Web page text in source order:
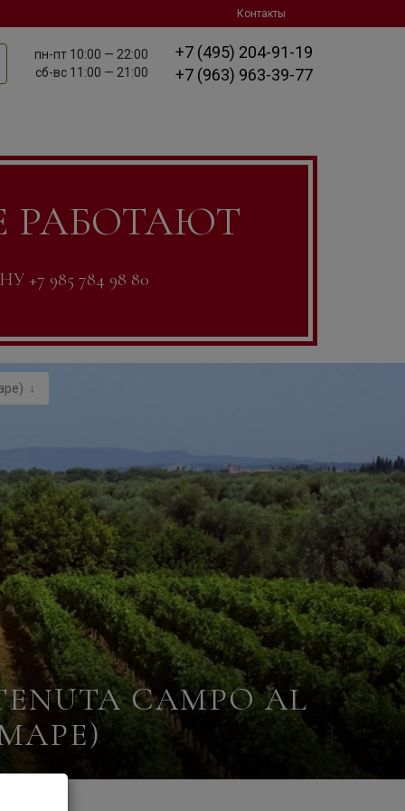
Контакты
пн-пт 10:00 — 22:00
сб-вс 11:00 — 21:00
+7 (495) 204-91-19
+7 (963) 963-39-77
РАБОТАЮТ
985 784 98 80
CAMPO AL